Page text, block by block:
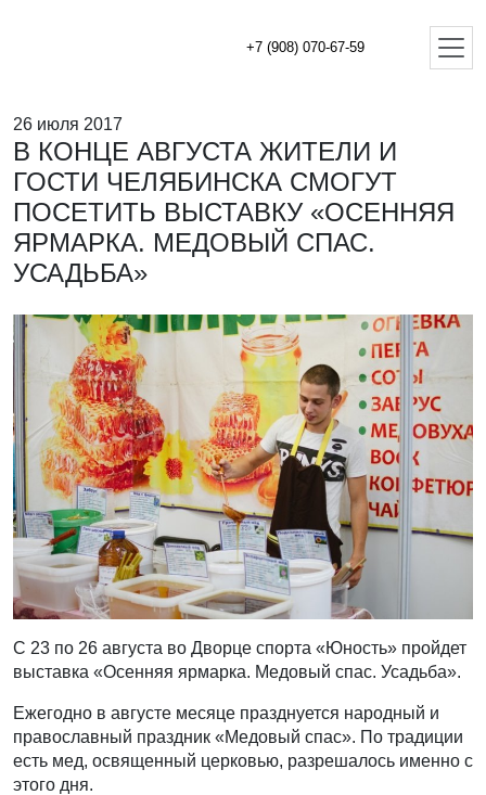
+7 (908) 070-67-59
26 июля 2017
В КОНЦЕ АВГУСТА ЖИТЕЛИ И
ГОСТИ ЧЕЛЯБИНСКА СМОГУТ
ПОСЕТИТЬ ВЫСТАВКУ «ОСЕННЯЯ
ЯРМАРКА. МЕДОВЫЙ СПАС.
УСАДЬБА»
С 23 по 26 августа во Дворце спорта «Юность» пройдет
выставка «Осенняя ярмарка. Медовый спас. Усадьба».
Ежегодно в августе месяце празднуется народный и
православный праздник «Медовый спас». По традиции
есть мед, освященный церковью, разрешалось именно с
этого дня.